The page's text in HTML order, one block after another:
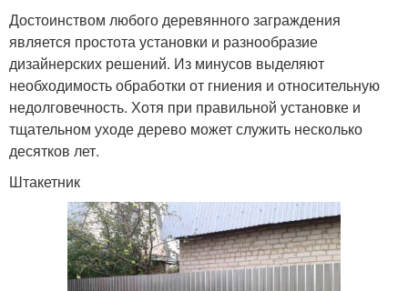
Достоинством любого деревянного заграждения
является простота установки и разнообразие
дизайнерских решений. Из минусов выделяют
необходимость обработки от гниения и относительную
недолговечность. Хотя при правильной установке и
тщательном уходе дерево может служить несколько
десятков лет.
Штакетник